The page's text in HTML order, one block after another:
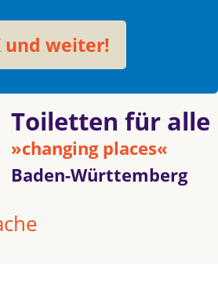
und weiter!
Toiletten für alle
»changing places«
Baden-Württemberg